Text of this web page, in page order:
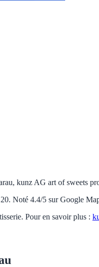
kunz AG art of sweets
Noté 4.4/5 sur Google
Pour en savoir plus :